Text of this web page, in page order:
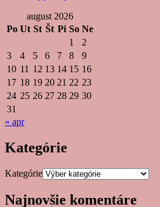
august 2026
Po Ut St Št Pi So Ne
1
2
3
4 5 6 7 8
9
10 11 12 13 14 15 16
17 18 19 20 21 22 23
24 25 26 27 28 29 30
31
« apr
Kategórie
Kategórie
Najnovšie komentáre